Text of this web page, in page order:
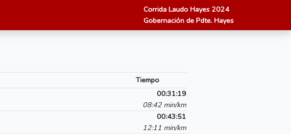
Corrida Laudo Hayes 2024
Gobernación de Pdte. Hayes
Tiempo
00:31:19
08:42 min/km
00:43:51
12:11 min/km